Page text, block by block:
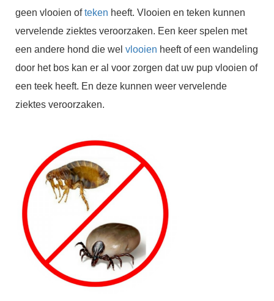
geen vlooien ofteken heeft. Vlooien en teken kunnen
vervelende ziektes veroorzaken. Een keer spelen met
een andere hond die wel vlooien heeft of een wandeling
door het bos kan er al voor zorgen dat uw pup vlooien of
een teek heeft. En deze kunnen weer vervelende
ziektes veroorzaken.